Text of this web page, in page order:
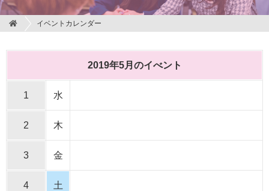
イベントカレンダー
2019年5月のイべント
1 水
2 木
3 金
4 土